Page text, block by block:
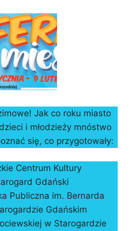
Jak co roku miasto
i młodzieży mnóstwo
się, co przygotowały:
Centrum Kultury
Gdański
Publiczna im. Bernarda
Gdańskim
w Starogardzie